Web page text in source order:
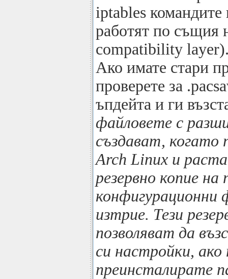
iptables командите
работят по същия
compatibility
Ако имате стари
проверете за
ъпдейта и ги
файловете с
създават, когато
Arch Linux и
резервно копие
конфигурационни
изтрие. Тези
позволяват да
си настройки, ако
преинсталирате